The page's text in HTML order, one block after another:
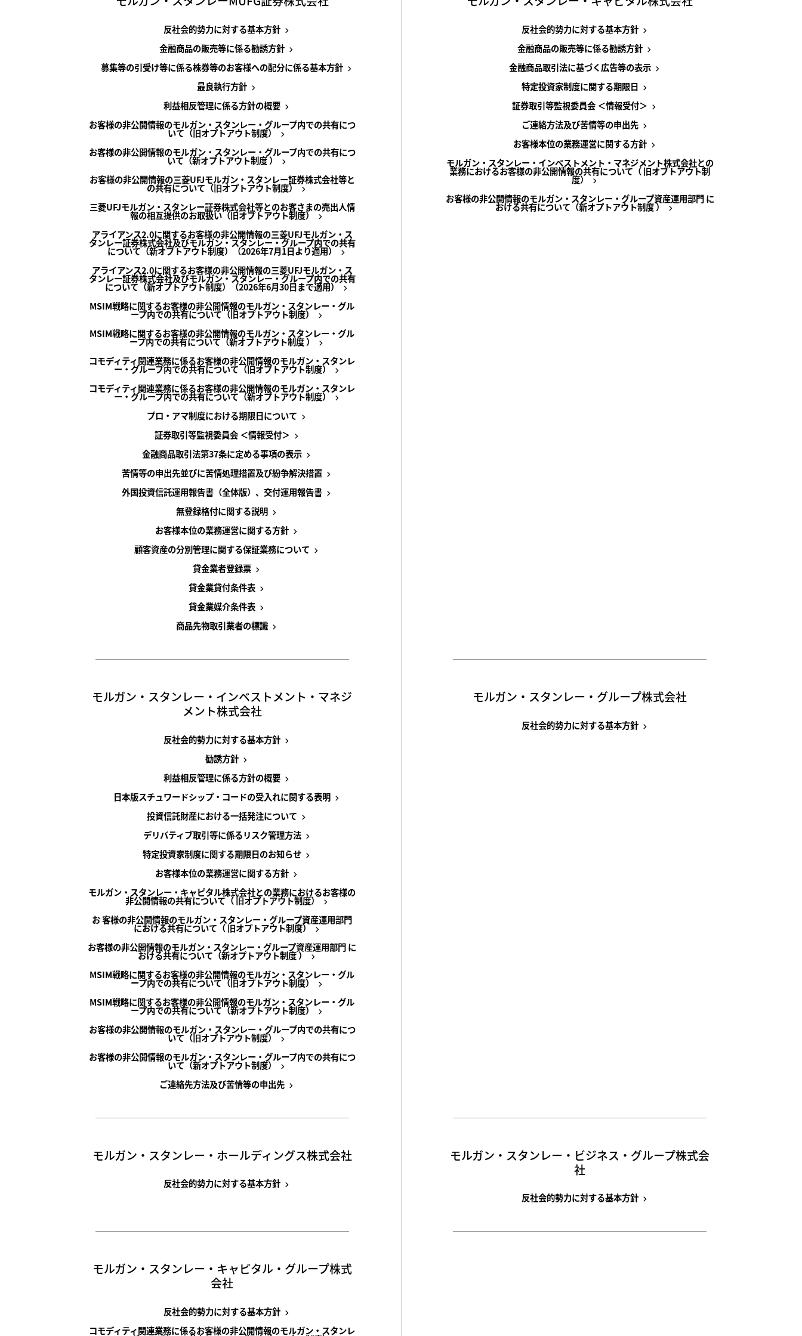
反社会的勢力に対する基本方針
金融商品の販売等に係る勧誘方針
募集等の引受け等に係る株券等のお客様への配分に係る基本方針
最良執行方針
利益相反管理に係る方針の概要
お客様の非公開情報のモルガン・スタンレー・グループ内での共有につ
いて（旧オプトアウト制度）
お客様の非公開情報のモルガン・スタンレー・グループ内での共有につ
いて（新オプトアウト制度 ）
お客様の非公開情報の三菱UFJモルガン・スタンレー証券株式会社等と
の共有について（旧オプトアウト制度）
三菱UFJモルガン・スタンレー証券株式会社等とのお客さまの売出人情
報の相互提供のお取扱い（旧オプトアウト制度）
アライアンス2.0に関するお客様の非公開情報の三菱UFJモルガン・ス
タンレー証券株式会社及びモルガン・スタンレー・グループ内での共有
について（新オプトアウト制度）（2026年7月1日より適用）
アライアンス2.0に関するお客様の非公開情報の三菱UFJモルガン・ス
タンレー証券株式会社及びモルガン・スタンレー・グループ内での共有
について（新オプトアウト制度）（2026年6月30日まで適用）
MSIM戦略に関するお客様の非公開情報のモルガン・スタンレー・グル
ープ内での共有について（旧オプトアウト制度）
MSIM戦略に関するお客様の非公開情報のモルガン・スタンレー・グル
ープ内での共有について（新オプトアウト制度 ）
コモディティ関連業務に係るお客様の非公開情報のモルガン・スタンレ
ー・グループ内での共有について（旧オプトアウト制度）
コモディティ関連業務に係るお客様の非公開情報のモルガン・スタンレ
ー・グループ内での共有について（新オプトアウト制度）
プロ・アマ制度における期限日について
証券取引等監視委員会 ＜情報受付＞
金融商品取引法第37条に定める事項の表示
苦情等の申出先並びに苦情処理措置及び紛争解決措置
外国投資信託運用報告書（全体版）、交付運用報告書
無登録格付に関する説明
お客様本位の業務運営に関する方針
顧客資産の分別管理に関する保証業務について
貸金業者登録票
貸金業貸付条件表
貸金業媒介条件表
商品先物取引業者の標識
反社会的勢力に対する基本方針
金融商品の販売等に係る勧誘方針
金融商品取引法に基づく広告等の表示
特定投資家制度に関する期限日
証券取引等監視委員会 ＜情報受付＞
ご連絡方法及び苦情等の申出先
お客様本位の業務運営に関する方針
モルガン・スタンレー・インベストメント・マネジメント株式会社との
業務におけるお客様の非公開情報の共有について（ 旧オプトアウト制
度）
お客様の非公開情報のモルガン・スタンレー・グループ資産運用部門 に
おける共有について（新オプトアウト制度 ）
モルガン・スタンレー・インベストメント・マネジ
メント株式会社
反社会的勢力に対する基本方針
勧誘方針
利益相反管理に係る方針の概要
日本版スチュワードシップ・コードの受入れに関する表明
投資信託財産における一括発注について
デリバティブ取引等に係るリスク管理方法
特定投資家制度に関する期限日のお知らせ
お客様本位の業務運営に関する方針
モルガン・スタンレー・キャピタル株式会社との業務におけるお客様の
非公開情報の共有について（ 旧オプトアウト制度）
お 客様の非公開情報のモルガン・スタンレー・グループ資産運用部門
における共有について（ 旧オプトアウト制度）
お客様の非公開情報のモルガン・スタンレー・グループ資産運用部門 に
おける共有について（新オプトアウト制度 ）
MSIM戦略に関するお客様の非公開情報のモルガン・スタンレー・グル
ープ内での共有について（旧オプトアウト制度）
MSIM戦略に関するお客様の非公開情報のモルガン・スタンレー・グル
ープ内での共有について（新オプトアウト制度）
お客様の非公開情報のモルガン・スタンレー・グループ内での共有につ
いて（旧オプトアウト制度）
お客様の非公開情報のモルガン・スタンレー・グループ内での共有につ
いて（新オプトアウト制度）
ご連絡先方法及び苦情等の申出先
モルガン・スタンレー・グループ株式会社
反社会的勢力に対する基本方針
モルガン・スタンレー・ホールディングス株式会社
反社会的勢力に対する基本方針
モルガン・スタンレー・ビジネス・グループ株式会
社
反社会的勢力に対する基本方針
モルガン・スタンレー・キャピタル・グループ株式
会社
反社会的勢力に対する基本方針
コモディティ関連業務に係るお客様の非公開情報のモルガン・スタンレ